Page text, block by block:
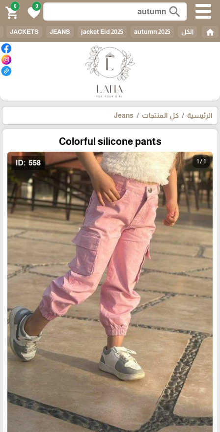
search
0
favorite
0
shopping_cart
home الكل JACKETS JEANS jacket Eid 2025 autumn 2025
الرئيسية كل المنتجات Jeans
Colorful silicone pants
1 / 1